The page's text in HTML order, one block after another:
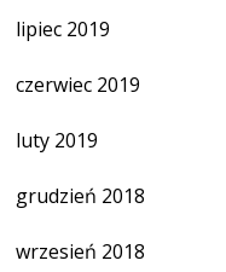
lipiec 2019
czerwiec 2019
luty 2019
grudzień 2018
wrzesień 2018